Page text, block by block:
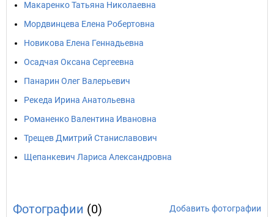
Макаренко Татьяна Николаевна
Мордвинцева Елена Робертовна
Новикова Елена Геннадьевна
Осадчая Оксана Сергеевна
Панарин Олег Валерьевич
Рекеда Ирина Анатольевна
Романенко Валентина Ивановна
Трещев Дмитрий Станиславович
Щепанкевич Лариса Александровна
Фотографии (0) Добавить фотографии